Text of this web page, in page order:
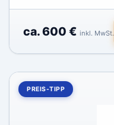
ca. 600 € inkl. MwSt.
PREIS-TIPP